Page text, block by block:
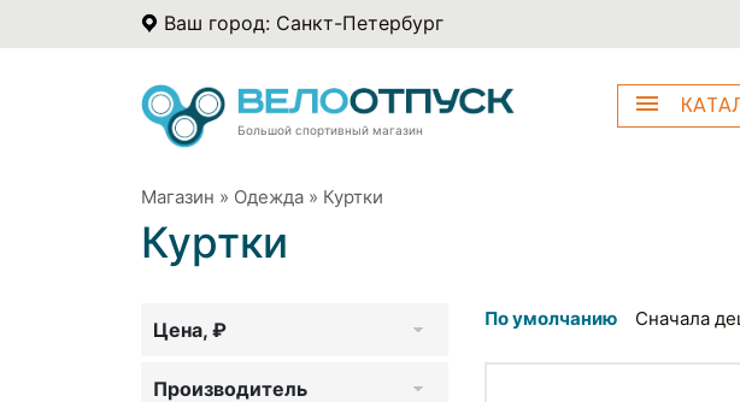
Ваш город: Санкт-Петербург
Большой спортивный магазин
Магазин » Одежда » Куртки
Куртки
Цена, ₽
Производитель
По умолчанию Сначала